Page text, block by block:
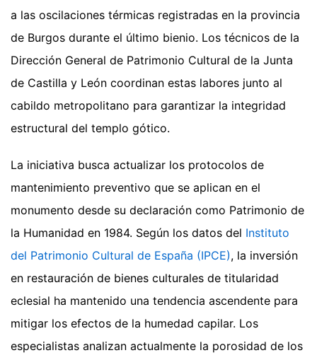
a las oscilaciones térmicas registradas en la provincia
de Burgos durante el último bienio. Los técnicos de la
Dirección General de Patrimonio Cultural de la Junta
de Castilla y León coordinan estas labores junto al
cabildo metropolitano para garantizar la integridad
estructural del templo gótico.
La iniciativa busca actualizar los protocolos de
mantenimiento preventivo que se aplican en el
monumento desde su declaración como Patrimonio de
la Humanidad en 1984. Según los datos del Instituto
del Patrimonio Cultural de España (IPCE), la inversión
en restauración de bienes culturales de titularidad
eclesial ha mantenido una tendencia ascendente para
mitigar los efectos de la humedad capilar. Los
especialistas analizan actualmente la porosidad de los